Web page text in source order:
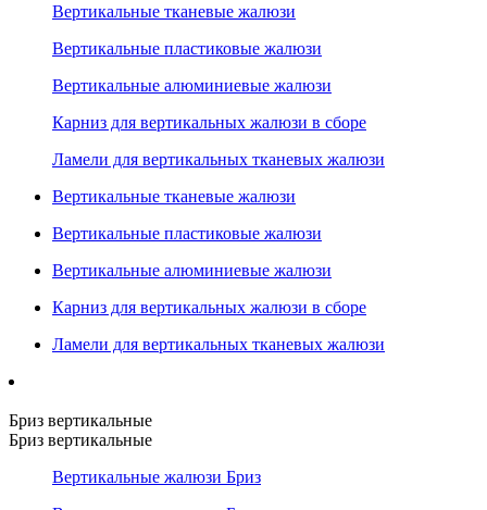
Вертикальные тканевые жалюзи
Вертикальные пластиковые жалюзи
Вертикальные алюминиевые жалюзи
Карниз для вертикальных жалюзи в сборе
Ламели для вертикальных тканевых жалюзи
Вертикальные тканевые жалюзи
Вертикальные пластиковые жалюзи
Вертикальные алюминиевые жалюзи
Карниз для вертикальных жалюзи в сборе
Ламели для вертикальных тканевых жалюзи
Бриз вертикальные
Бриз вертикальные
Вертикальные жалюзи Бриз